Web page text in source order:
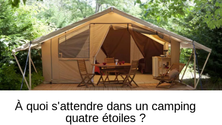
À quoi s'attendre dans un camping
quatre étoiles ?